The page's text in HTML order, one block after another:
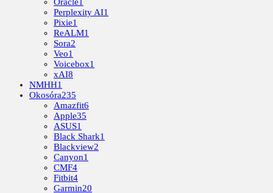
Oracle1
Perplexity AI1
Pixie1
ReALM1
Sora2
Veo1
Voicebox1
xAI8
NMHH1
Okosóra235
Amazfit6
Apple35
ASUS1
Black Shark1
Blackview2
Canyon1
CMF4
Fitbit4
Garmin20